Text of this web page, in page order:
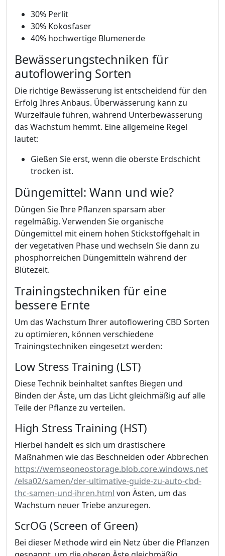
30% Perlit
30% Kokosfaser
40% hochwertige Blumenerde
Bewässerungstechniken für
autoflowering Sorten
Die richtige Bewässerung ist entscheidend für den
Erfolg Ihres Anbaus. Überwässerung kann zu
Wurzelfäule führen, während Unterbewässerung
das Wachstum hemmt. Eine allgemeine Regel
lautet:
Gießen Sie erst, wenn die oberste Erdschicht
trocken ist.
Düngemittel: Wann und wie?
Düngen Sie Ihre Pflanzen sparsam aber
regelmäßig. Verwenden Sie organische
Düngemittel mit einem hohen Stickstoffgehalt in
der vegetativen Phase und wechseln Sie dann zu
phosphorreichen Düngemitteln während der
Blütezeit.
Trainingstechniken für eine
bessere Ernte
Um das Wachstum Ihrer autoflowering CBD Sorten
zu optimieren, können verschiedene
Trainingstechniken eingesetzt werden:
Low Stress Training (LST)
Diese Technik beinhaltet sanftes Biegen und
Binden der Äste, um das Licht gleichmäßig auf alle
Teile der Pflanze zu verteilen.
High Stress Training (HST)
Hierbei handelt es sich um drastischere
Maßnahmen wie das Beschneiden oder Abbrechen
https://wemseoneostorage.blob.core.windows.net
/elsa02/samen/der-ultimative-guide-zu-auto-cbd-
thc-samen-und-ihren.html von Ästen, um das
Wachstum neuer Triebe anzuregen.
ScrOG (Screen of Green)
Bei dieser Methode wird ein Netz über die Pflanzen